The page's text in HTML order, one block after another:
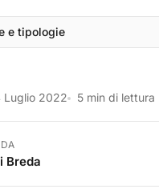
e tipologie
Luglio 2022 5 min di lettura
Breda